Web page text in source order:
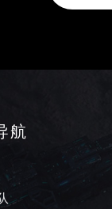
航